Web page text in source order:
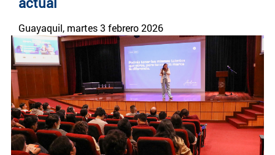
Guayaquil, martes 3 febrero 2026